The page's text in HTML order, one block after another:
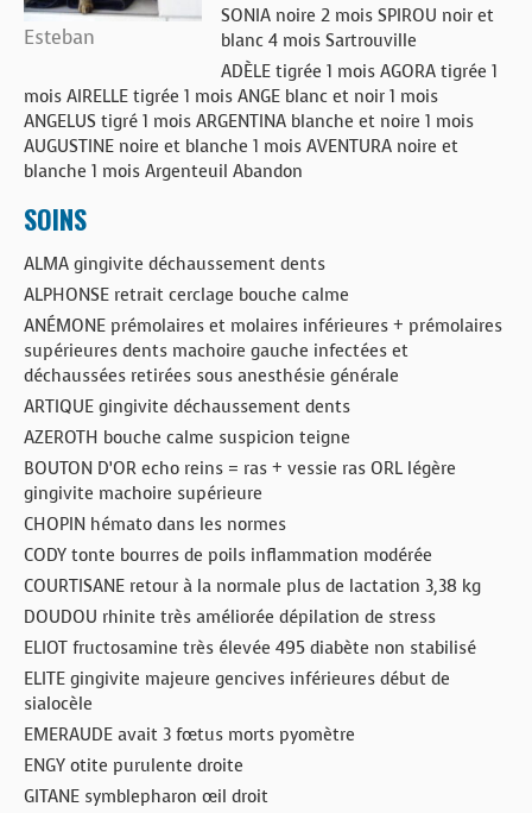
Esteban
SONIA noire 2 mois SPIROU noir et
blanc 4 mois Sartrouville
ADÈLE tigrée 1 mois AGORA tigrée 1
mois AIRELLE tigrée 1 mois ANGE blanc et noir 1 mois
ANGELUS tigré 1 mois ARGENTINA blanche et noire 1 mois
AUGUSTINE noire et blanche 1 mois AVENTURA noire et
blanche 1 mois Argenteuil Abandon
SOINS
ALMA gingivite déchaussement dents
ALPHONSE retrait cerclage bouche calme
ANÉMONE prémolaires et molaires inférieures + prémolaires
supérieures dents machoire gauche infectées et
déchaussées retirées sous anesthésie générale
ARTIQUE gingivite déchaussement dents
AZEROTH bouche calme suspicion teigne
BOUTON D’OR echo reins = ras + vessie ras ORL légère
gingivite machoire supérieure
CHOPIN hémato dans les normes
CODY tonte bourres de poils inflammation modérée
COURTISANE retour à la normale plus de lactation 3,38 kg
DOUDOU rhinite très améliorée dépilation de stress
ELIOT fructosamine très élevée 495 diabète non stabilisé
ELITE gingivite majeure gencives inférieures début de
sialocèle
EMERAUDE avait 3 fœtus morts pyomètre
ENGY otite purulente droite
GITANE symblepharon œil droit